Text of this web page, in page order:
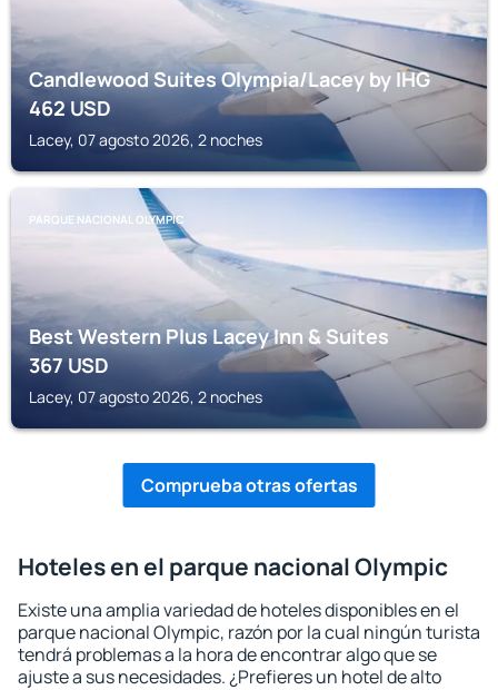
Candlewood Suites Olympia/Lacey by IHG
462USD
Lacey, 07 agosto 2026, 2 noches
PARQUE NACIONAL OLYMPIC
Best Western Plus Lacey Inn & Suites
367USD
Lacey, 07 agosto 2026, 2 noches
Comprueba otras ofertas
Hoteles en el parque nacional Olympic
Existe una amplia variedad de hoteles disponibles en el
parque nacional Olympic, razón por la cual ningún turista
tendrá problemas a la hora de encontrar algo que se
ajuste a sus necesidades. ¿Prefieres un hotel de alto